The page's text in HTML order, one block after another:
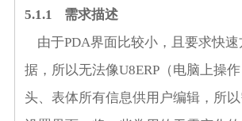
5.1.1
需求描述
由于PDA界面比较小，且要求快
据，所以无法像U8ERP（电脑上操
头、表体所有信息供用户编辑，所